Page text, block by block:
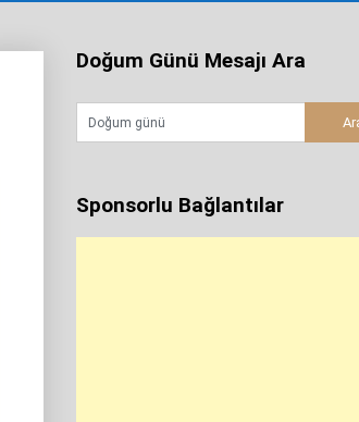
Doğum Günü Mesajı Ara
Sponsorlu Bağlantılar